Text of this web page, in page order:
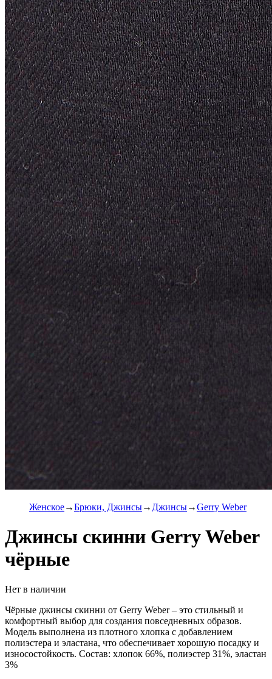
Женское Брюки, Джинсы Джинсы Gerry Weber
Джинсы скинни Gerry Weber
чёрные
Нет в наличии
Чёрные джинсы скинни от Gerry Weber – это стильный и
комфортный выбор для создания повседневных образов.
Модель выполнена из плотного хлопка с добавлением
полиэстера и эластана, что обеспечивает хорошую посадку и
износостойкость. Состав: хлопок 66%, полиэстер 31%, эластан
3%